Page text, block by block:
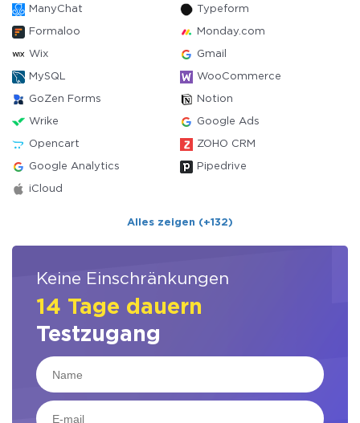
ManyChat Typeform
Formaloo Monday.com
Wix Gmail
MySQL WooCommerce
GoZen Forms Notion
Wrike Google Ads
Opencart ZOHO CRM
Google Analytics Pipedrive
iCloud
Alles zeigen (+132)
Keine Einschränkungen
14 Tage dauern
Testzugang